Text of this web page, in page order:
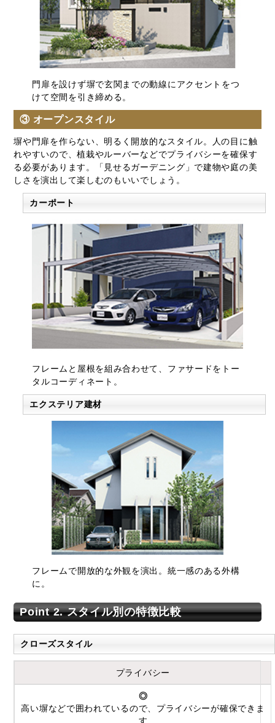
門扉を設けず塀で玄関までの動線にアクセントをつ
けて空間を引き締める。
③ オープンスタイル
塀や門扉を作らない、明るく開放的なスタイル。人の目に触
れやすいので、植栽やルーバーなどでプライバシーを確保す
る必要があります。「見せるガーデニング」で建物や庭の美
しさを演出して楽しむのもいいでしょう。
カーポート
フレームと屋根を組み合わせて、ファサードをトー
タルコーディネート。
エクステリア建材
フレームで開放的な外観を演出。統一感のある外構
に。
Point 2. スタイル別の特徴比較
クローズスタイル
プライバシー
◎
高い塀などで囲われているので、プライバシーが確保できま
す